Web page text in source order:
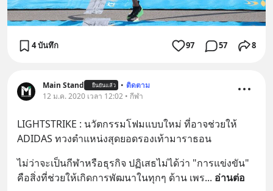
4 บันทึก 97 57 8
Main Stand ยืนยันแล้ว • ติดตาม
12 ม.ค. 2020 เวลา 12:02 • กีฬา
LIGHTSTRIKE : นวัตกรรมโฟมแบบใหม่ ที่อาจช่วยให้
ADIDAS ทวงตำแหน่งสุดยอดรองเท้ามาราธอน
ไม่ว่าจะเป็นกีฬาหรือธุรกิจ ปฏิเสธไม่ได้ว่า "การแข่งขัน"
คือสิ่งที่ช่วยให้เกิดการพัฒนาในทุกๆ ด้าน เพร... อ่านต่อ